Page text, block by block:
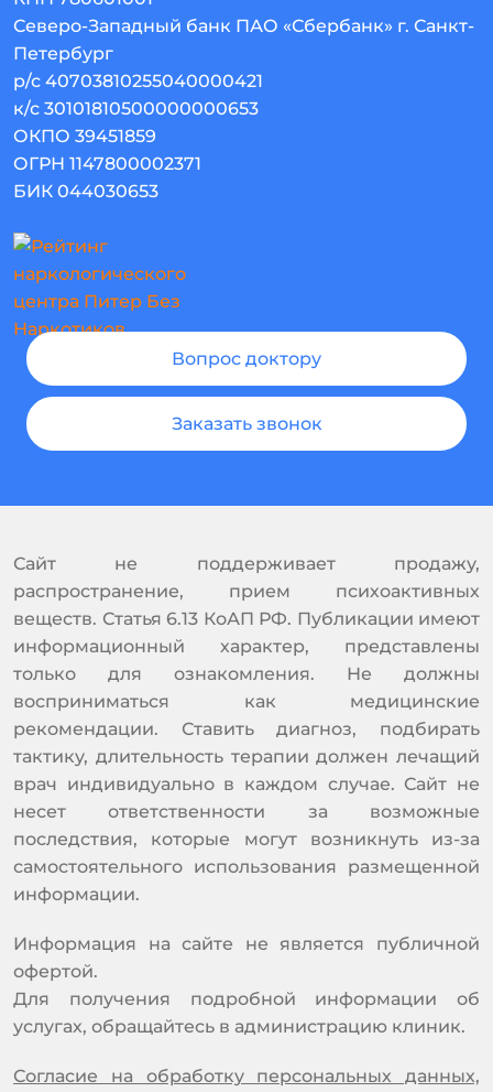
Северо-Западный банк ПАО «Сбербанк» г. Санкт-
Петербург
р/с 40703810255040000421
к/с 30101810500000000653
ОКПО 39451859
ОГРН 1147800002371
БИК 044030653
Вопрос доктору
Заказать звонок
Сайт не поддерживает продажу,
распространение, прием психоактивных
веществ. Статья 6.13 КоАП РФ. Публикации имеют
информационный характер, представлены
только для ознакомления. Не должны
восприниматься как медицинские
рекомендации. Ставить диагноз, подбирать
тактику, длительность терапии должен лечащий
врач индивидуально в каждом случае. Сайт не
несет ответственности за возможные
последствия, которые могут возникнуть из-за
самостоятельного использования размещенной
информации.
Информация на сайте не является публичной
офертой.
Для получения подробной информации об
услугах, обращайтесь в администрацию клиник.
Согласие на обработку персональных данных,